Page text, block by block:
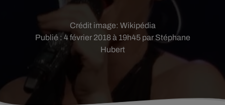
Publié : 4 février 2018 à 19h45 par Stéphane
Hubert
Crédit image: Wikipédia